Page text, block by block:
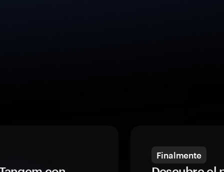
Finalmente